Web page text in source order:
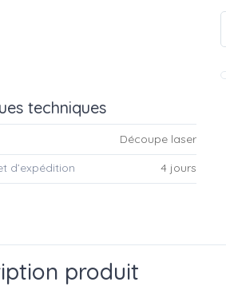
techniques
Découpe laser
d’expédition 4 jours
produit